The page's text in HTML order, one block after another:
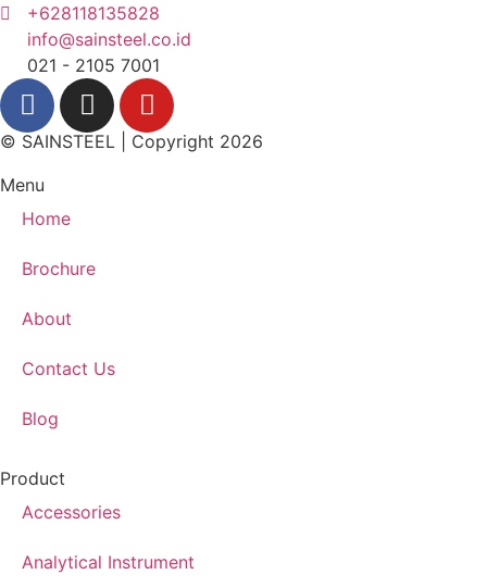
+628118135828
info@sainsteel.co.id
021 - 2105 7001
© SAINSTEEL | Copyright 2026
Menu
Home
Brochure
About
Contact Us
Blog
Product
Accessories
Analytical Instrument